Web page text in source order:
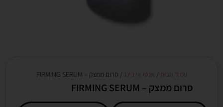
עמוד הבית / אנטי אייג'ינג / סרום ממצק – FIRMING SERUM
סרום ממצק – FIRMING SERUM